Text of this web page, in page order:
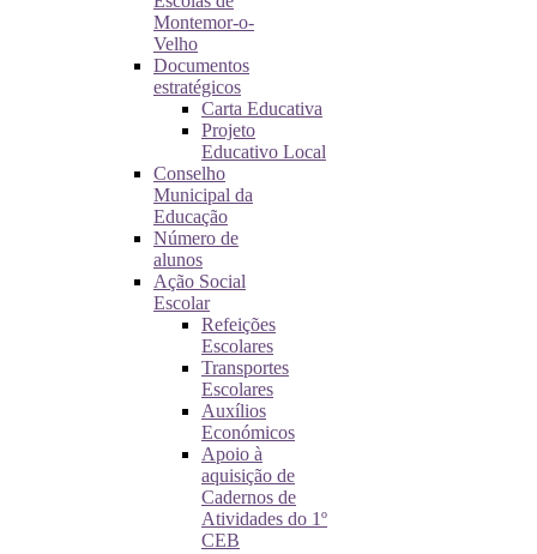
Montemor-o-
Velho
Documentos
estratégicos
Carta Educativa
Projeto
Educativo Local
Conselho
Municipal da
Educação
Número de
alunos
Ação Social
Escolar
Refeições
Escolares
Transportes
Escolares
Auxílios
Económicos
Apoio à
aquisição de
Cadernos de
Atividades do 1º
CEB